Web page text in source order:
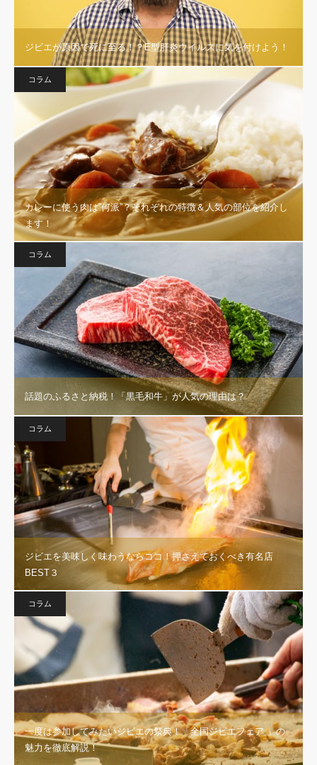
ジビエが原因で死に至る！？E型肝炎ウイルスに気を付けよう！
コラム
カレーに使う肉は”何派”？それぞれの特徴＆人気の部位を紹介し
ます！
コラム
話題のふるさと納税！「黒毛和牛」が人気の理由は？
コラム
ジビエを美味しく味わうならココ！押さえておくべき有名店
BEST３
コラム
一度は参加してみたいジビエの祭典！「全国ジビエフェア 」の
魅力を徹底解説！